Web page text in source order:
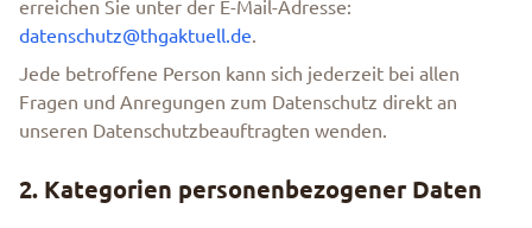
erreichen Sie unter der E-Mail-Adresse:
datenschutz@thgaktuell.de.
Jede betroffene Person kann sich jederzeit bei allen
Fragen und Anregungen zum Datenschutz direkt an
unseren Datenschutzbeauftragten wenden.
2. Kategorien personenbezogener Daten